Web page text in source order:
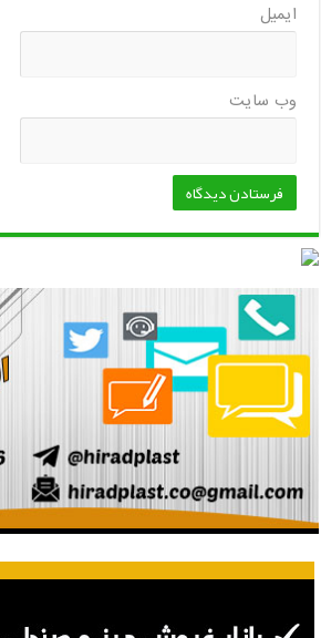
ایمیل
وب‌ سایت